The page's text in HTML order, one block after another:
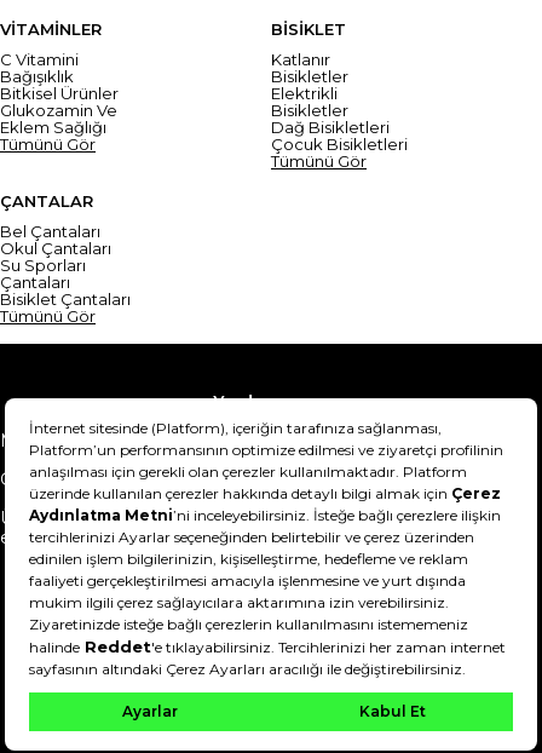
VİTAMİNLER
C Vitamini
Bağışıklık
Bitkisel Ürünler
Glukozamin Ve
Eklem Sağlığı
Tümünü Gör
BİSİKLET
Katlanır
Bisikletler
Elektrikli
Bisikletler
Dağ Bisikletleri
Çocuk Bisikletleri
Tümünü Gör
ÇANTALAR
Bel Çantaları
Okul Çantaları
Su Sporları
Çantaları
Bisiklet Çantaları
Tümünü Gör
Yardım
Mesafeli Satış Sözleşmesi
Teslimat Bilgisi
Gizlilik Sözleşmesi
Şartlar & Koşullar
Ürünümü nasıl iade
edebilirim?
Hakkımızda
DeFactoFIT ©️ 2022-2026. Tüm hakları saklıdır.
21